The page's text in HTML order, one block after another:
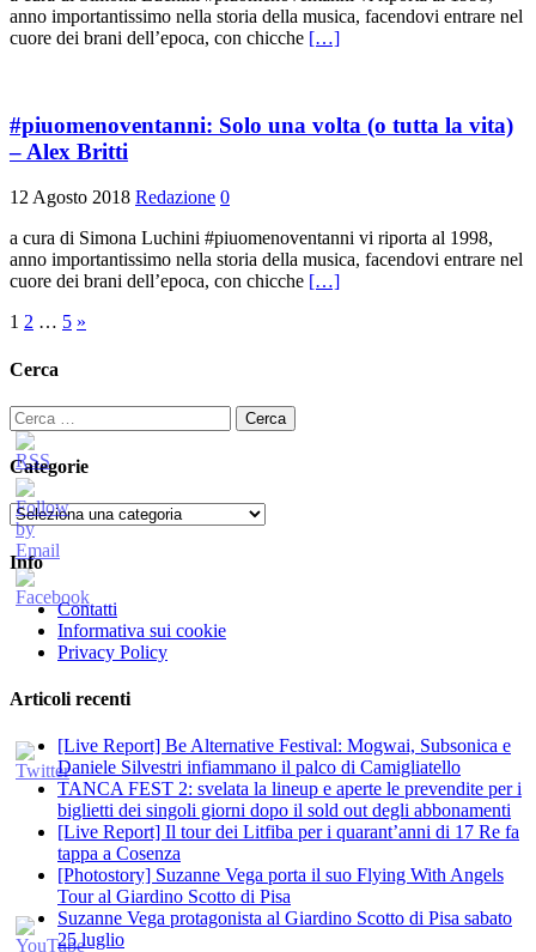
anno importantissimo nella storia della musica, facendovi entrare nel
cuore dei brani dell’epoca, con chicche […]
#piuomenoventanni: Solo una volta (o tutta la vita)
– Alex Britti
12 Agosto 2018 Redazione 0
a cura di Simona Luchini #piuomenoventanni vi riporta al 1998,
anno importantissimo nella storia della musica, facendovi entrare nel
cuore dei brani dell’epoca, con chicche […]
Paginazione
degli
1 2 … 5 »
Cerca
Ricerca
per:
Categorie
Categorie
Info
Contatti
Informativa sui cookie
Privacy Policy
Articoli recenti
[Live Report] Be Alternative Festival: Mogwai, Subsonica e
Daniele Silvestri infiammano il palco di Camigliatello
TANCA FEST 2: svelata la lineup e aperte le prevendite per i
biglietti dei singoli giorni dopo il sold out degli abbonamenti
[Live Report] Il tour dei Litfiba per i quarant’anni di 17 Re fa
tappa a Cosenza
[Photostory] Suzanne Vega porta il suo Flying With Angels
Tour al Giardino Scotto di Pisa
Suzanne Vega protagonista al Giardino Scotto di Pisa sabato
25 luglio